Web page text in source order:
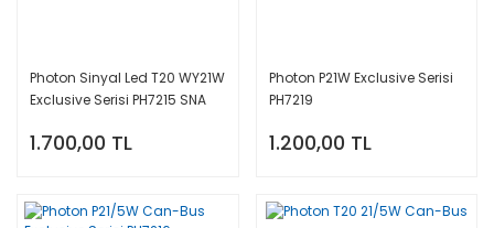
Photon Sinyal Led T20 WY21W
Exclusive Serisi PH7215 SNA
1.700,00 TL
Photon P21W Exclusive Serisi
PH7219
1.200,00 TL